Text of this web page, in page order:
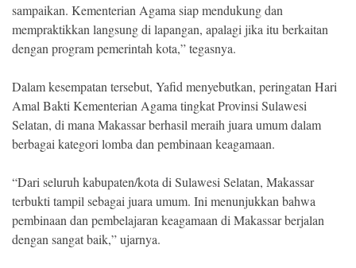
sampaikan. Kementerian Agama siap mendukung dan
mempraktikkan langsung di lapangan, apalagi jika itu berkaitan
dengan program pemerintah kota,” tegasnya.
Dalam kesempatan tersebut, Yafid menyebutkan, peringatan Hari
Amal Bakti Kementerian Agama tingkat Provinsi Sulawesi
Selatan, di mana Makassar berhasil meraih juara umum dalam
berbagai kategori lomba dan pembinaan keagamaan.
“Dari seluruh kabupaten/kota di Sulawesi Selatan, Makassar
terbukti tampil sebagai juara umum. Ini menunjukkan bahwa
pembinaan dan pembelajaran keagamaan di Makassar berjalan
dengan sangat baik,” ujarnya.